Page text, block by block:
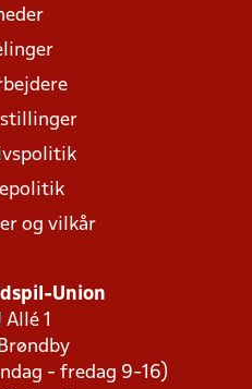
stillinger
og vilkår
Union
Allé 1
- fredag 9-16)